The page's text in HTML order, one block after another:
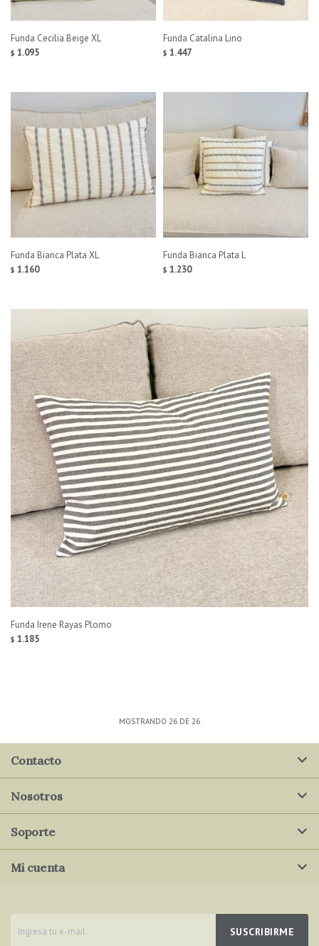
Funda Cecilia Beige XL
$ 1.095
Funda Catalina Lino
$ 1.447
Funda Bianca Plata XL
$ 1.160
Funda Bianca Plata L
$ 1.230
Funda Irene Rayas Plomo
$ 1.185
MOSTRANDO 26 DE 26
SUSCRIBIRME
Contacto
Nosotros
Soporte
Mi cuenta